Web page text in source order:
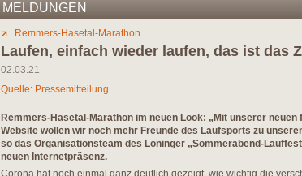
MELDUNGEN
Remmers-Hasetal-Marathon
Laufen, einfach wieder laufen, das ist das
02.03.21
Quelle: Pressemitteilung
Remmers-Hasetal-Marathon im neuen Look: „Mit unserer
Website wollen wir noch mehr Freunde des Laufsports zu
so das Organisationsteam des Löninger „Sommerabend-
neuen Internetpräsenz.
Corona hat noch einmal ganz deutlich gezeigt, wie wichtig die